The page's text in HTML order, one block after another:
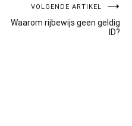
VOLGENDE ARTIKEL
Waarom rijbewijs geen geldig
ID?